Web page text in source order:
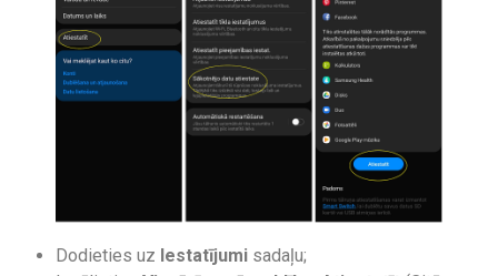
Dodieties uz Iestatījumi sadaļu;